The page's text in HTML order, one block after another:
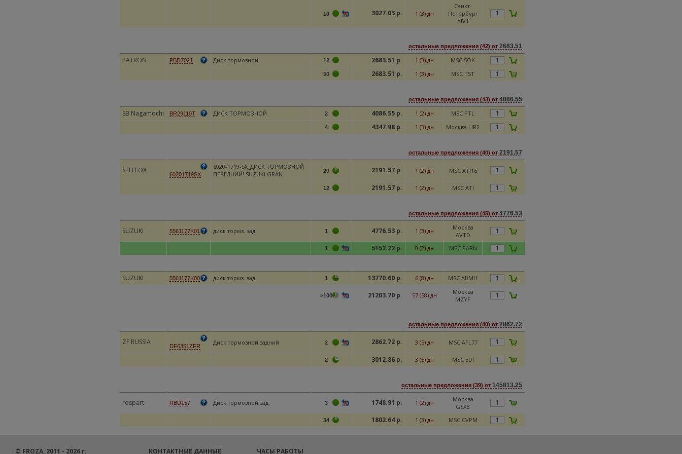
10 3027.03 р. 1 (3) дн
Санкт-
Петербург
AIV1
остальные предложения (42) от 2683.51
PATRON PBD7021 Диск тормозной 12 2683.51 р. 1 (3) дн MSC SOK
50 2683.51 р. 1 (3) дн MSC TST
остальные предложения (43) от 4086.55
SB Nagamochi BR29110T ДИСК ТОРМОЗНОЙ 2 4086.55 р. 1 (2) дн MSC PTL
4 4347.98 р. 1 (3) дн Москва LIR2
остальные предложения (40) от 2191.57
STELLOX 60201719SX
6020-1719-SX_ДИСК ТОРМОЗНОЙ
ПЕРЕДНИЙ! SUZUKI GRAN
20 2191.57 р. 1 (2) дн MSC ATI16
12 2191.57 р. 1 (2) дн MSC ATI
остальные предложения (45) от 4776.53
SUZUKI 5561177K01 диск тормз. зад. 1 4776.53 р. 1 (3) дн
Москва
AVTD
1 5152.22 р. 0 (2) дн MSC PARN
SUZUKI 5561177K00 диск тормз. зад. 1 13770.60 р. 6 (8) дн MSC ABMH
>100 21203.70 р. 57 (58) дн
Москва
MZYF
остальные предложения (40) от 2862.72
ZF RUSSIA DF6351ZFR Диск тормозной задний 2 2862.72 р. 3 (5) дн MSC AFL77
2 3012.86 р. 3 (5) дн MSC EDI
остальные предложения (39) от 145813.25
rospart RBD157 Диск тормозной зад. 3 1748.91 р. 1 (2) дн
Москва
GSXB
34 1802.64 р. 1 (3) дн MSC CVPM
© FROZA, 2011 - 2026 г. КОНТАКТНЫЕ ДАННЫЕ ЧАСЫ РАБОТЫ